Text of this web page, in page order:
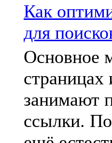
Как
для
Основное
страницах
занимают
ссылки.